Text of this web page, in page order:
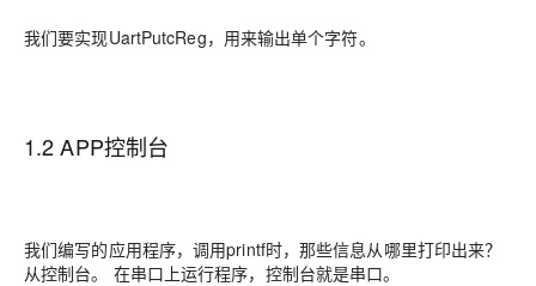
我们要实现UartPutcReg，用来输出单个字符。
1.2 APP控制台
我们编写的应用程序，调用printf时，那些信息从哪里打印出来？
从控制台。 在串口上运行程序，控制台就是串口。